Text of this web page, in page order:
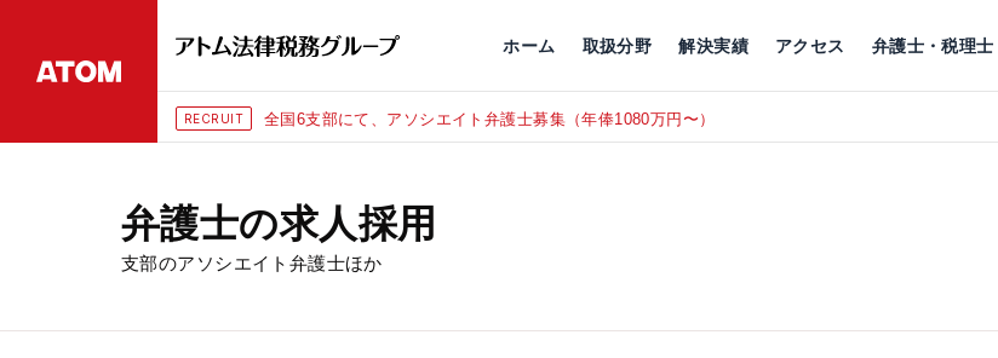
ホーム 取扱分野 解決実績 アクセス 弁護士・税理士
RECRUIT 全国6支部にて、アソシエイト弁護士募集（年俸1080万円〜）
弁護士の求人採用
支部のアソシエイト弁護士ほか